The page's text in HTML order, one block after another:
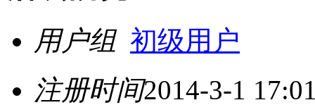
用户组 初级用户
注册时间2014-3-1